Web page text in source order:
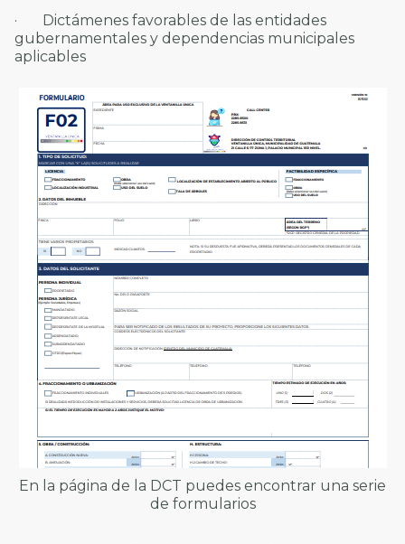
· Dictámenes favorables de las entidades
gubernamentales y dependencias municipales
aplicables
En la página de la DCT puedes encontrar una serie
de formularios